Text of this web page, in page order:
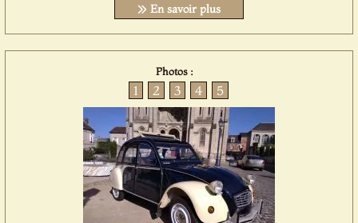
En savoir plus
Photos :
1 2 3 4 5